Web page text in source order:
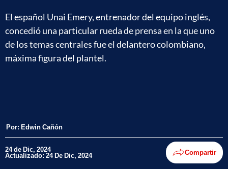
El español Unai Emery, entrenador del equipo inglés,
concedió una particular rueda de prensa en la que uno
de los temas centrales fue el delantero colombiano,
máxima figura del plantel.
Por: Edwin Cañón
24 de Dic, 2024
Actualizado: 24 De Dic, 2024 Compartir